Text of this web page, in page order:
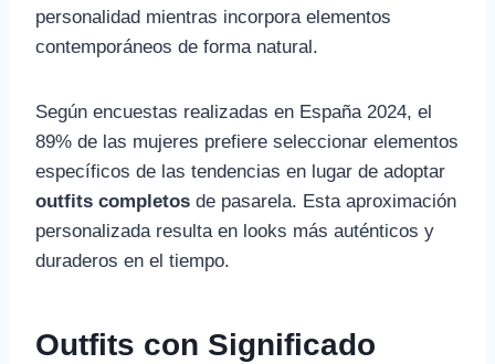
personalidad mientras incorpora elementos
contemporáneos de forma natural.
Según encuestas realizadas en España 2024, el
89% de las mujeres prefiere seleccionar elementos
específicos de las tendencias en lugar de adoptar
outfits completos de pasarela. Esta aproximación
personalizada resulta en looks más auténticos y
duraderos en el tiempo.
Outfits con Significado